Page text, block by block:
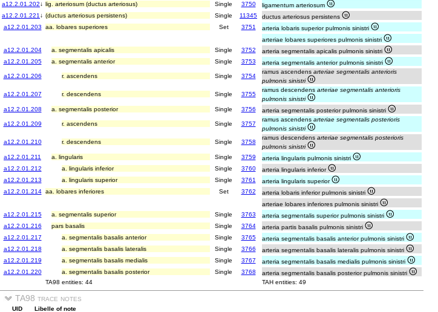
a12.2.01.202↓ lig. arteriosum (ductus arteriosus) Single 3750
ligamentum arteriosum
a12.2.01.221 ↓ (ductus arteriosus persistens) Single 11345
ductus arteriosus persistens
a12.2.01.203
aa. lobares superiores Set 3751
arteria lobaris superior pulmonis sinistri
arteriae lobares superiores pulmonis sinistri
a12.2.01.204
a. segmentalis apicalis Single 3752
arteria segmentalis apicalis pulmonis sinistri
a12.2.01.205
a. segmentalis anterior Single 3753
arteria segmentalis anterior pulmonis sinistri
a12.2.01.206
r. ascendens Single 3754
ramus ascendens arteriae segmentalis anterioris
pulmonis sinistri
a12.2.01.207
r. descendens Single 3755
ramus descendens arteriae segmentalis anterioris
pulmonis sinistri
a12.2.01.208
a. segmentalis posterior Single 3756
arteria segmentalis posterior pulmonis sinistri
a12.2.01.209
r. ascendens Single 3757
ramus ascendens arteriae segmentalis posterioris
pulmonis sinistri
a12.2.01.210
r. descendens Single 3758
ramus descendens arteriae segmentalis posterioris
pulmonis sinistri
a12.2.01.211
a. lingularis Single 3759
arteria lingularis pulmonis sinistri
a12.2.01.212
a. lingularis inferior Single 3760
arteria lingularis inferior
a12.2.01.213
a. lingularis superior Single 3761
arteria lingularis superior
a12.2.01.214 aa. lobares inferiores Set 3762
arteria lobaris inferior pulmonis sinistri
arteriae lobares inferiores pulmonis sinistri
a12.2.01.215
a. segmentalis superior Single 3763
arteria segmentalis superior pulmonis sinistri
a12.2.01.216
pars basalis Single 3764
arteria partis basalis pulmonis sinistri
a12.2.01.217
a. segmentalis basalis anterior Single 3765
arteria segmentalis basalis anterior pulmonis sinistri
a12.2.01.218
a. segmentalis basalis lateralis Single 3766
arteria segmentalis basalis lateralis pulmonis sinistri
a12.2.01.219
a. segmentalis basalis medialis Single 3767
arteria segmentalis basalis medialis pulmonis sinistri
a12.2.01.220
a. segmentalis basalis posterior Single 3768
arteria segmentalis basalis posterior pulmonis sinistri
TA98 entities: 44
TAH entities: 49
TA98 trace notes
UID Libelle of note